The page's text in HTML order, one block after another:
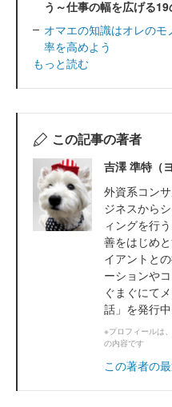
う～仕事の幅を広げる
オマエの知識はオレの
率を高めよう
もっと読む
この記事の著者
吉澤 準特（
外資系コン
ジネスから
ィングを行
善をはじめ
イアントと
ーションや
ぐまぐにて
話」を発行
※プロフィールは
の内容です
この著者の